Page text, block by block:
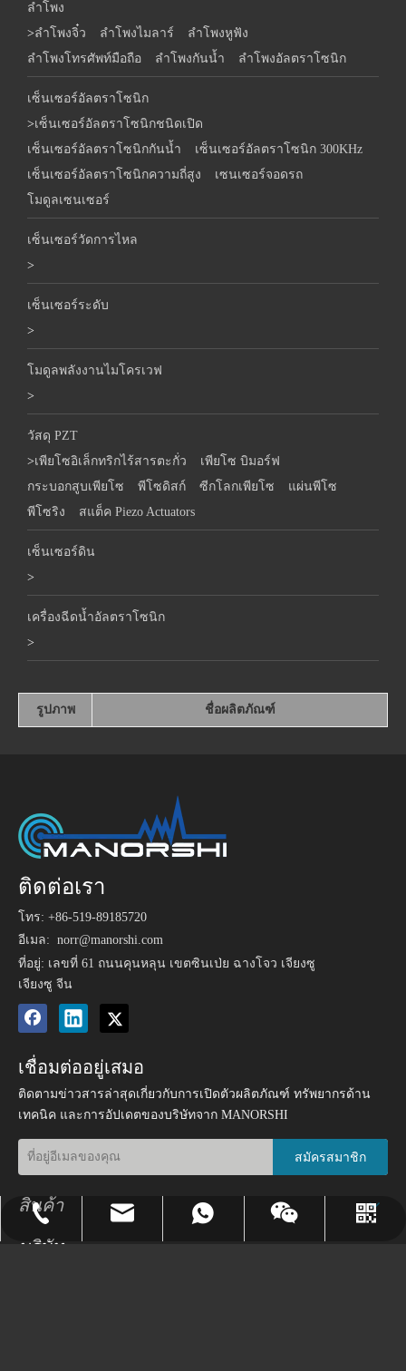
ลำโพง
>ลำโพงจิ๋ว ลำโพงไมลาร์
ลำโพงหูฟัง
ลำโพงโทรศัพท์มือถือ
ลำโพงกันน้ำ ลำโพงอัลตราโซนิก
เซ็นเซอร์อัลตราโซนิก
>เซ็นเซอร์อัลตราโซนิกชนิดเปิด
เซ็นเซอร์อัลตราโซนิกกันน้ำ
เซ็นเซอร์อัลตราโซนิก 300KHz
เซ็นเซอร์อัลตราโซนิกความถี่สูง
เซนเซอร์จอดรถ
โมดูลเซนเซอร์
เซ็นเซอร์วัดการไหล
>
เซ็นเซอร์ระดับ
>
โมดูลพลังงานไมโครเวฟ
>
วัสดุ PZT
>เพียโซอิเล็กทริกไร้สารตะกั่ว
เพียโซ บิมอร์ฟ
กระบอกสูบเพียโซ
พีโซดิสก์ ซีกโลกเพียโซ
แผ่นพีโซ
พีโซริง
สแต็ค Piezo Actuators
เซ็นเซอร์ดิน
>
เครื่องฉีดน้ำอัลตราโซนิก
>
รูปภาพ ชื่อผลิตภัณฑ์
ติดต่อเรา
โทร: +86-519-89185720
อีเมล: norr@manorshi.com
ที่อยู่: เลขที่ 61 ถนนคุนหลุน เขตซินเป่ย ฉางโจว เจียงซู
เจียงซู จีน
เชื่อมต่ออยู่เสมอ
ติดตามข่าวสารล่าสุดเกี่ยวกับการเปิดตัวผลิตภัณฑ์ ทรัพยากรด้าน
เทคนิค และการอัปเดตของบริษัทจาก MANORSHI
สมัครสมาชิก
สินค้า
บริษัท
+86-519-89185720
norr@manorshi.com
8618018279936
วีแชท
วอทส์แอพพ์